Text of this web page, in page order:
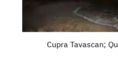
Cupra Tavascan;